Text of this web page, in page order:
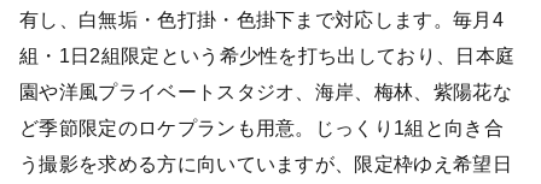
有し、白無垢・色打掛・色掛下まで対応します。毎月4
組・1日2組限定という希少性を打ち出しており、日本庭
園や洋風プライベートスタジオ、海岸、梅林、紫陽花な
ど季節限定のロケプランも用意。じっくり1組と向き合
う撮影を求める方に向いていますが、限定枠ゆえ希望日